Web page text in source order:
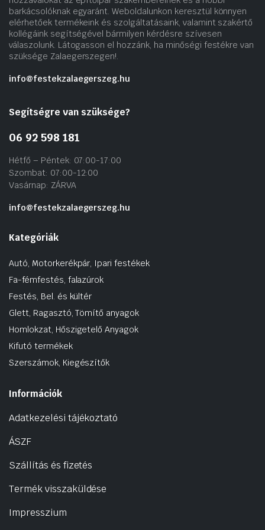
barkácsolóknak egyaránt. Weboldalunkon keresztül könnyen
elérhetőek termékeink és szolgáltatásaink, valamint szakértő
kollégáink segítségével bármilyen kérdésre szívesen
válaszolunk. Látogasson el hozzánk, ha minőségi festékre van
szüksége Zalaegerszegen!.
info@festekzalaegerszeg.hu
Segítségre van szüksége?
06 92 598 181
Hétfő – Péntek: 07:00-17:00
Szombat: 07:00-12:00
Vasárnap: ZÁRVA
info@festekzalaegerszeg.hu
Kategóriák
Autó, Motorkerékpár, Ipari festékek
Fa-fémfestés, falazúrok
Festés, Bel. és kültér
Glett, Ragasztó, Tömítő anyagok
Homlokzat, Hőszigetelő Anyagok
Kifutó termékek
Szerszámok, Kiegészítők
Információk
Adatkezelési tájékoztató
ÁSZF
Szállítás és fizetés
Termék visszaküldése
Impresszium